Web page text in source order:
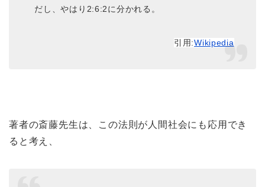
だし、やはり2:6:2に分かれる。
引用:Wikipedia
著者の斎藤先生は、この法則が人間社会にも応用でき
ると考え、